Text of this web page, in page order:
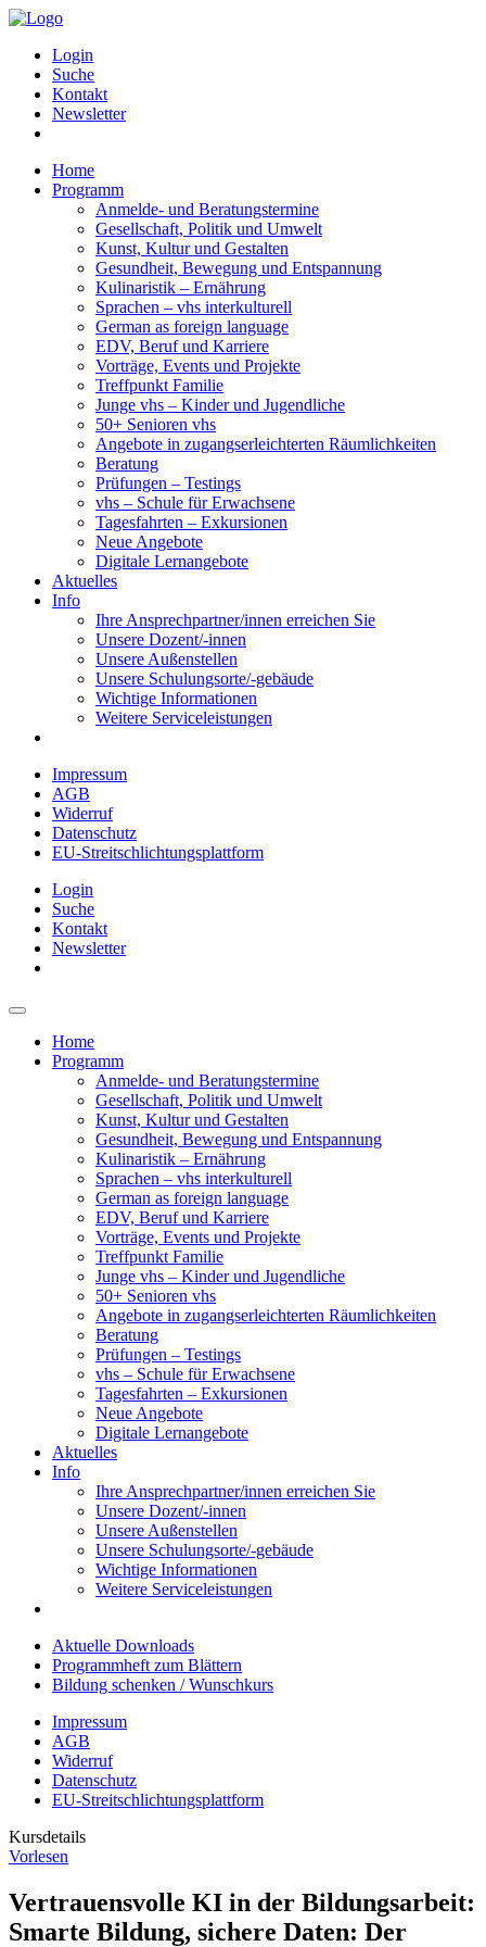
Login
Suche
Kontakt
Newsletter
Home
Programm
Anmelde- und Beratungstermine
Gesellschaft, Politik und Umwelt
Kunst, Kultur und Gestalten
Gesundheit, Bewegung und Entspannung
Kulinaristik – Ernährung
Sprachen – vhs interkulturell
German as foreign language
EDV, Beruf und Karriere
Vorträge, Events und Projekte
Treffpunkt Familie
Junge vhs – Kinder und Jugendliche
50+ Senioren vhs
Angebote in zugangserleichterten Räumlichkeiten
Beratung
Prüfungen – Testings
vhs – Schule für Erwachsene
Tagesfahrten – Exkursionen
Neue Angebote
Digitale Lernangebote
Aktuelles
Info
Ihre Ansprechpartner/innen erreichen Sie
Unsere Dozent/-innen
Unsere Außenstellen
Unsere Schulungsorte/-gebäude
Wichtige Informationen
Weitere Serviceleistungen
Impressum
AGB
Widerruf
Datenschutz
EU-Streitschlichtungsplattform
Login
Suche
Kontakt
Newsletter
Home
Programm
Anmelde- und Beratungstermine
Gesellschaft, Politik und Umwelt
Kunst, Kultur und Gestalten
Gesundheit, Bewegung und Entspannung
Kulinaristik – Ernährung
Sprachen – vhs interkulturell
German as foreign language
EDV, Beruf und Karriere
Vorträge, Events und Projekte
Treffpunkt Familie
Junge vhs – Kinder und Jugendliche
50+ Senioren vhs
Angebote in zugangserleichterten Räumlichkeiten
Beratung
Prüfungen – Testings
vhs – Schule für Erwachsene
Tagesfahrten – Exkursionen
Neue Angebote
Digitale Lernangebote
Aktuelles
Info
Ihre Ansprechpartner/innen erreichen Sie
Unsere Dozent/-innen
Unsere Außenstellen
Unsere Schulungsorte/-gebäude
Wichtige Informationen
Weitere Serviceleistungen
Aktuelle Downloads
Programmheft zum Blättern
Bildung schenken / Wunschkurs
Impressum
AGB
Widerruf
Datenschutz
EU-Streitschlichtungsplattform
Kursdetails
Vorlesen
Vertrauensvolle KI in der Bildungsarbeit:
Smarte Bildung, sichere Daten: Der